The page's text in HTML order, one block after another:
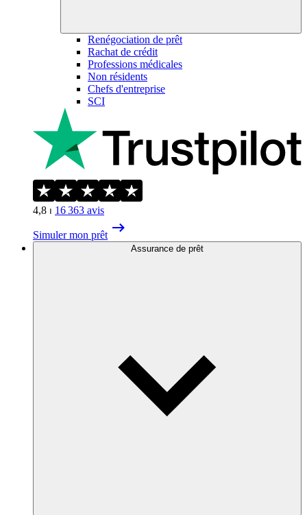
Renégociation de prêt
Rachat de crédit
Professions médicales
Non résidents
Chefs d'entreprise
SCI
4,8 ⏐ 16 363 avis
Simuler mon prêt
Assurance de prêt